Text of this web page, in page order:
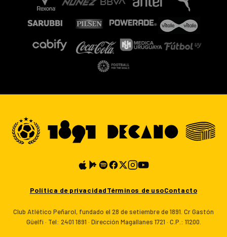
Política de privacidadTérminos de usoContacto
Club Atlético Peñarol, fundado el 28 de setiembre de 1891. Cr Gastón
Güelfi · Tel: 2401 1891 · Dirección Magallanes 1721 · C.P.: 11200.